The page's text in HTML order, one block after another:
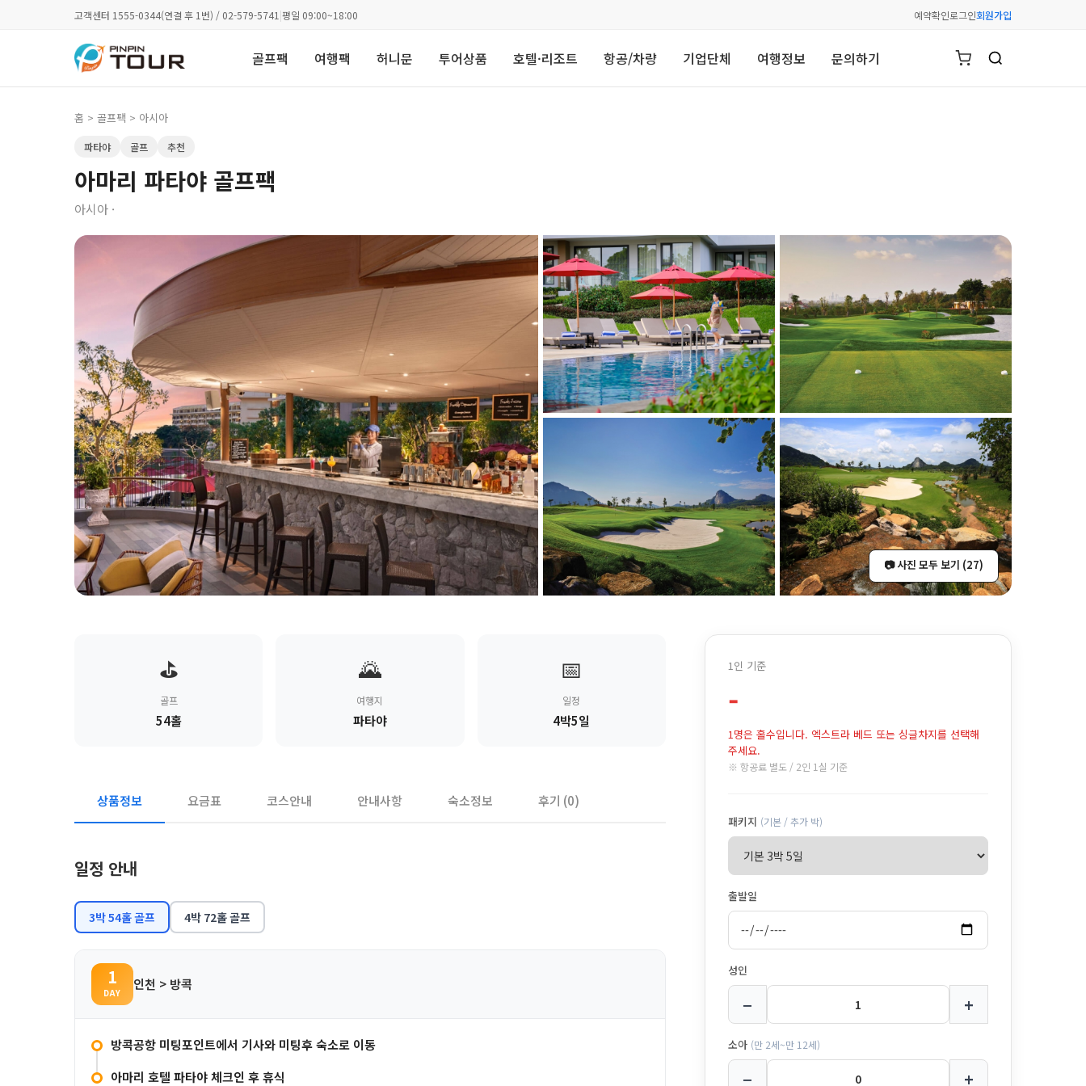
고객센터 1555-0344(연결 후 1번) / 02-579-5741 |평일 09:00~18:00 예약확인로그인회원가입
골프팩 여행팩 허니문 투어상품 호텔·리조트 항공/차량 기업단체 여행정보 문의하기
홈 > 골프팩 > 아시아
파타야 골프 추천
아마리 파타야 골프팩
아시아 ·
📷 사진 모두 보기 (27)
⛳
골프
54홀
🌄
여행지
파타야
📅
일정
4박5일
상품정보 요금표 코스안내 안내사항 숙소정보 후기 (0)
일정 안내
3박 54홀 골프 4박 72홀 골프
1
DAY
인천 > 방콕
방콕공항 미팅포인트에서 기사와 미팅후 숙소로 이동
아마리 호텔 파타야 체크인 후 휴식
1인 기준
-
1명은 홀수입니다. 엑스트라 베드 또는 싱글차지를 선택해
주세요.
※ 항공료 별도 / 2인 1실 기준
패키지 (기본 / 추가 박)
출발일
성인
− +
소아 (만 2세~만 12세)
− +